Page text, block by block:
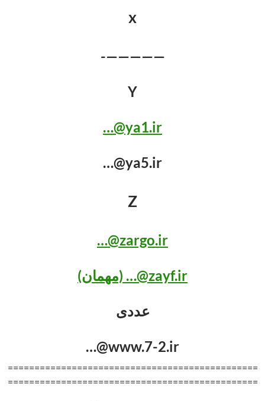
x
—————-
Y
ya1.ir@…
ya5.ir@…
Z
zargo.ir@…
zayf.ir@… (مهمان)
عددی
www.7-2.ir@…
===============================================
===============================================